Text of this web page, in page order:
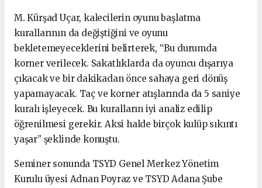
M. Kürşad Uçar, kalecilerin oyunu başlatma
kurallarının da değiştiğini ve oyunu
bekletemeyeceklerini belirterek, “Bu durumda
korner verilecek. Sakatlıklarda da oyuncu dışarıya
çıkacak ve bir dakikadan önce sahaya geri dönüş
yapamayacak. Taç ve korner atışlarında da 5 saniye
kuralı işleyecek. Bu kuralların iyi analiz edilip
öğrenilmesi gerekir. Aksi halde birçok kulüp sıkıntı
yaşar” şeklinde konuştu.
Seminer sonunda TSYD Genel Merkez Yönetim
Kurulu üyesi Adnan Poyraz ve TSYD Adana Şube